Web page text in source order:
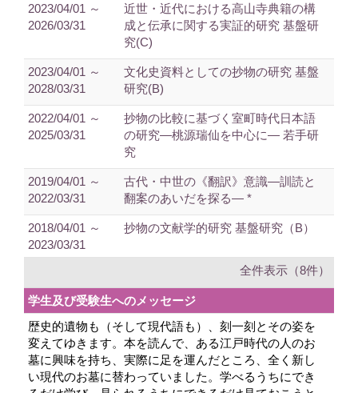
2023/04/01 ～
2026/03/31
近世・近代における高山寺典籍の構
成と伝承に関する実証的研究 基盤研
究(C)
2023/04/01 ～
2028/03/31
文化史資料としての抄物の研究 基盤
研究(B)
2022/04/01 ～
2025/03/31
抄物の比較に基づく室町時代日本語
の研究―桃源瑞仙を中心に― 若手研
究
2019/04/01 ～
2022/03/31
古代・中世の《翻訳》意識―訓読と
翻案のあいだを探る― *
2018/04/01 ～
2023/03/31
抄物の文献学的研究 基盤研究（B）
全件表示（8件）
学生及び受験生へのメッセージ
歴史的遺物も（そして現代語も）、刻一刻とその姿を
変えてゆきます。本を読んで、ある江戸時代の人のお
墓に興味を持ち、実際に足を運んだところ、全く新し
い現代のお墓に替わっていました。学べるうちにでき